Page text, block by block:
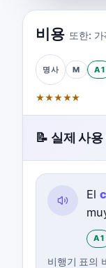
비용 또한: 가
명사 M A1
★★★★★
📝 실제 사용
El
A1
비행기 표의